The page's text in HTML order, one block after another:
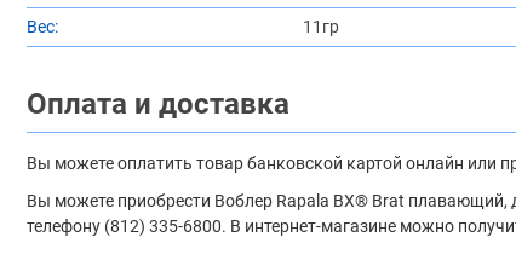
Вес:
11гр
Оплата и доставка
Вы можете оплатить товар банковской картой онлайн или
Вы можете приобрести Воблер Rapala BX® Brat плавающий,
телефону (812) 335-6800. В интернет-магазине можно